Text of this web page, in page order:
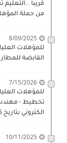
قريبا
من حملة
8/09/2025
للمؤهلات
القابضة للمطارات
7/15/2026
للمؤهلات
تخطيط - مهندس
الكتروني بتاريخ 15-7-2026
10/11/2025